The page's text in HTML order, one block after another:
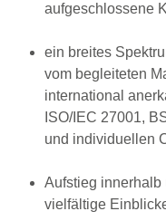
aufgeschlossene
ein breites
vom begleiteten
international
ISO/IEC 27001,
und individuellen
Aufstieg innerhalb
vielfältige